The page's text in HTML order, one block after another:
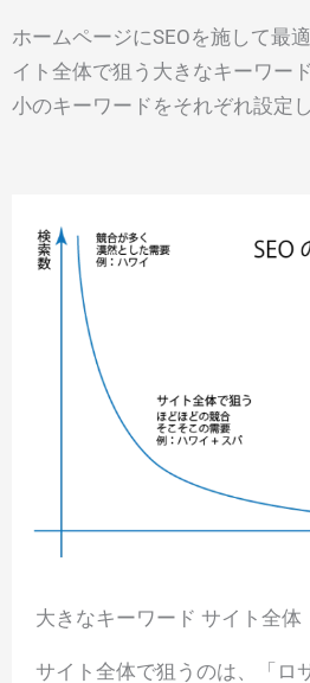
ホームページにSEOを施して最
イト全体で狙う大きなキーワー
小のキーワードをそれぞれ設定し
大きなキーワード サイト全体
サイト全体で狙うのは、「ロ